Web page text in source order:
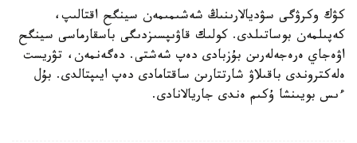
كۋك وكرۋگى سۋديالارىنىڭ شەشىمىمەن سينگح اقتالىپ،
كەپىلمەن بوساتىلدى. كولىك قاۋىپسىزدىگى باسقارماسى سينگح
اۋەجاي ەرەجەلەرىن بۇزبادى دەپ شەشتى. دەگەنمەن، تۋريست
ەلەكتروندى باقىلاۋ شارتتارىن ساقتامادى دەپ ايىپتالدى. بۇل
ءىس بويىنشا ۇكىم ەندى جاريالانادى.